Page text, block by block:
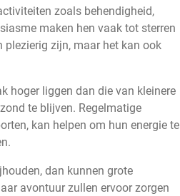
zoals behendigheid,
maken hen vaak tot sterren
plezierig zijn, maar het kan ook
hoger liggen dan die van kleinere
te blijven. Regelmatige
kan helpen om hun energie te
dan kunnen grote
avontuur zullen ervoor zorgen